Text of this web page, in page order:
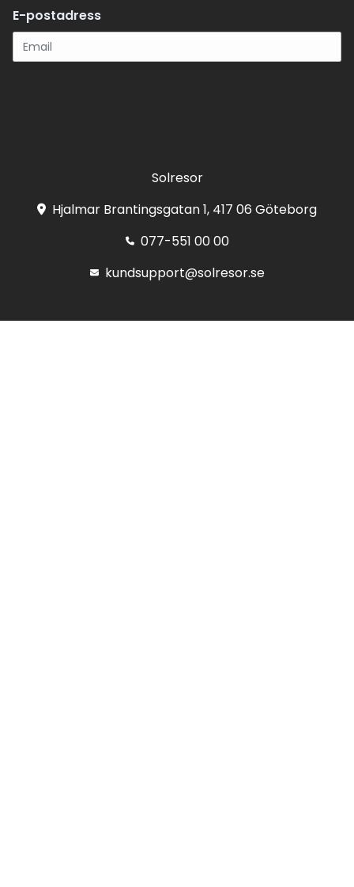
E-postadress
Solresor
Hjalmar Brantingsgatan 1, 417 06 Göteborg
077-551 00 00
kundsupport@solresor.se